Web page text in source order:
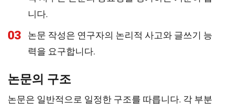
니다.
03
논문 작성은 연구자의 논리적 사고와 글쓰기 능
력을 요구합니다.
논문의 구조
논문은 일반적으로 일정한 구조를 따릅니다. 각 부분